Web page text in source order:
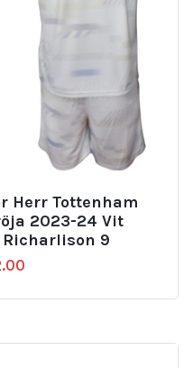
Herr Tottenham
2023-24 Vit
9